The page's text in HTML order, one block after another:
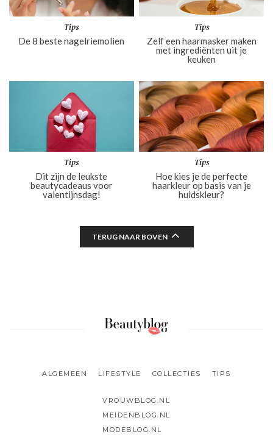
Tips
De 8 beste nagelriemolien
Tips
Zelf een haarmasker maken
met ingrediënten uit je
keuken
Tips
Dit zijn de leukste
beautycadeaus voor
valentijnsdag!
Tips
Hoe kies je de perfecte
haarkleur op basis van je
huidskleur?
TERUG NAAR BOVEN
ALGEMEEN LIFESTYLE COLLECTIES TIPS
VROUWBLOG.NL
MEIDENBLOG.NL
MODEBLOG.NL